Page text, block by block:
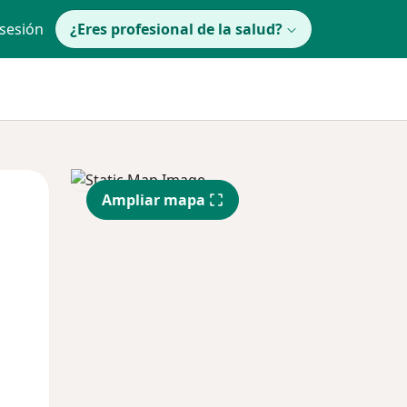
¿Eres profesional de la salud?
Mié
12 Ago
Jue
13 Ago
Ampliar mapa